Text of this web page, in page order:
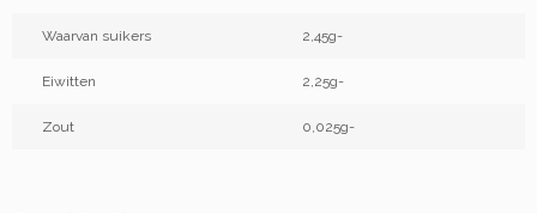
Waarvan suikers 2,45g-
Eiwitten 2,25g-
Zout 0,025g-